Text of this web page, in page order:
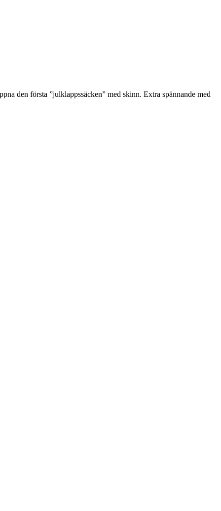
den första ”julklappssäcken” med skinn. Extra spännande med